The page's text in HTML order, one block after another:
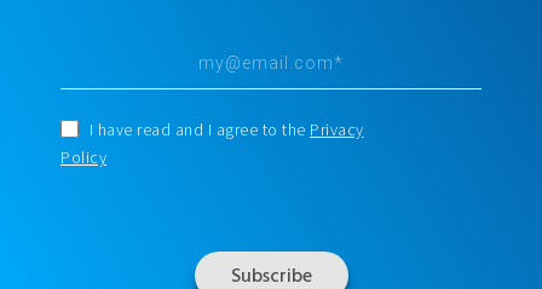
I have read and I agree to the Privacy
Policy